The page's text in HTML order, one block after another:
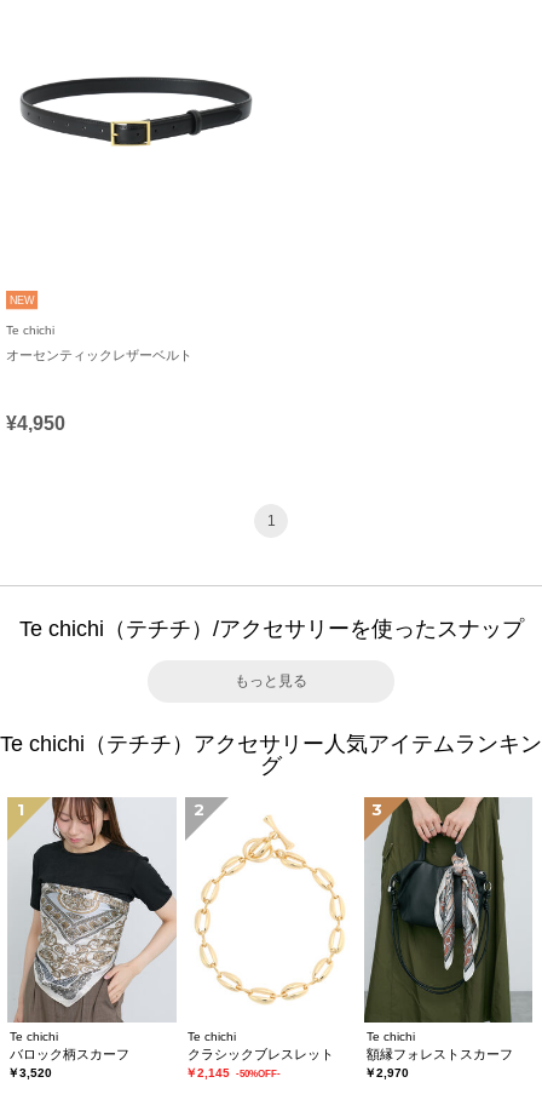
NEW
Te chichi
オーセンティックレザーベルト
¥4,950
1
Te chichi（テチチ）/アクセサリーを使ったスナップ
もっと見る
Te chichi（テチチ）アクセサリー人気アイテムランキン
グ
1
Te chichi
バロック柄スカーフ
￥3,520
2
Te chichi
クラシックブレスレット
￥2,145 -50%OFF-
3
Te chichi
額縁フォレストスカーフ
￥2,970